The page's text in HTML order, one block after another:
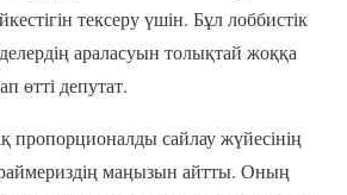
тексеру үшін. Бұл лоббистік
араласуын толықтай жоққа
өтті депутат.
пропорционалды сайлау жүйесінің
маңызын айтты. Оның